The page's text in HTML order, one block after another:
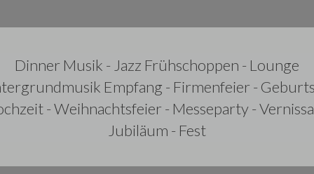
Dinner Musik - Jazz Frühschoppen - Lounge
Empfang - Firmenfeier -
- Weihnachtsfeier - Messeparty -
Jubiläum - Fest